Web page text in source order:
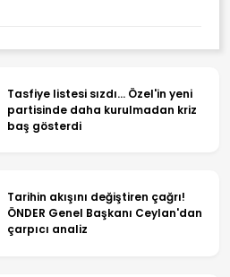
Tasfiye listesi sızdı... Özel'in yeni
partisinde daha kurulmadan kriz
baş gösterdi
Tarihin akışını değiştiren çağrı!
ÖNDER Genel Başkanı Ceylan'dan
çarpıcı analiz